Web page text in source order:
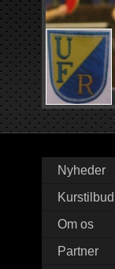
Nyheder
Kurstilbud
Om os
Partner